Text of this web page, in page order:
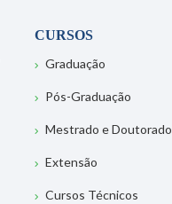
CURSOS
Graduação
Pós-Graduação
Mestrado e Doutorado
Extensão
Cursos Técnicos